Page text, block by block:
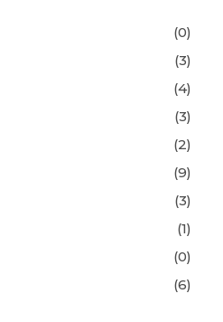
(0)
(3)
(4)
(3)
(2)
(9)
(3)
(1)
(0)
(6)